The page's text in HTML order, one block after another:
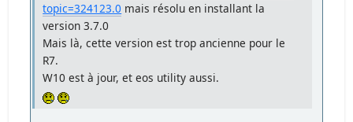
topic=324123.0 mais résolu en installant la
version 3.7.0
Mais là, cette version est trop ancienne pour le
R7.
W10 est à jour, et eos utility aussi.